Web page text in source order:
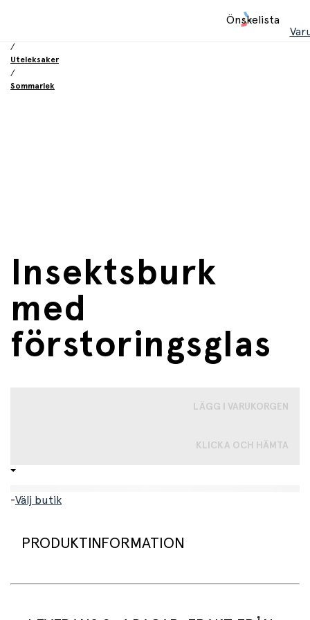
Önskelista
/
Uteleksaker
/
Sommarlek
Insektsburk
med
förstoringsglas
LÄGG I VARUKORGEN
KLICKA OCH HÄMTA
-Välj butik
PRODUKTINFORMATION
Insektsburk med förstoringsglas